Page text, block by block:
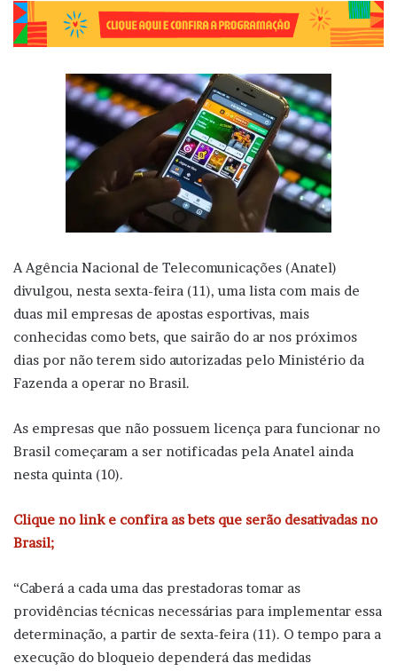
A Agência Nacional de Telecomunicações (Anatel)
divulgou, nesta sexta-feira (11), uma lista com mais de
duas mil empresas de apostas esportivas, mais
conhecidas como bets, que sairão do ar nos próximos
dias por não terem sido autorizadas pelo Ministério da
Fazenda a operar no Brasil.
As empresas que não possuem licença para funcionar no
Brasil começaram a ser notificadas pela Anatel ainda
nesta quinta (10).
Clique no link e confira as bets que serão desativadas no
Brasil;
“Caberá a cada uma das prestadoras tomar as
providências técnicas necessárias para implementar essa
determinação, a partir de sexta-feira (11). O tempo para a
execução do bloqueio dependerá das medidas